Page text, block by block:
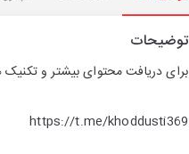
توضیحات
برای دریافت محتوای بیشتر و تکنیک
https://t.me/khoddusti369